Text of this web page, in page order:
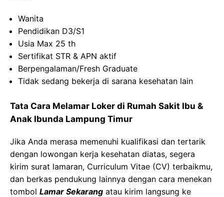
Wanita
Pendidikan D3/S1
Usia Max 25 th
Sertifikat STR & APN aktif
Berpengalaman/Fresh Graduate
Tidak sedang bekerja di sarana kesehatan lain
Tata Cara Melamar Loker di Rumah Sakit Ibu &
Anak Ibunda Lampung Timur
Jika Anda merasa memenuhi kualifikasi dan tertarik
dengan lowongan kerja kesehatan diatas, segera
kirim surat lamaran, Curriculum Vitae (CV) terbaikmu,
dan berkas pendukung lainnya dengan cara menekan
tombol Lamar Sekarang atau kirim langsung ke